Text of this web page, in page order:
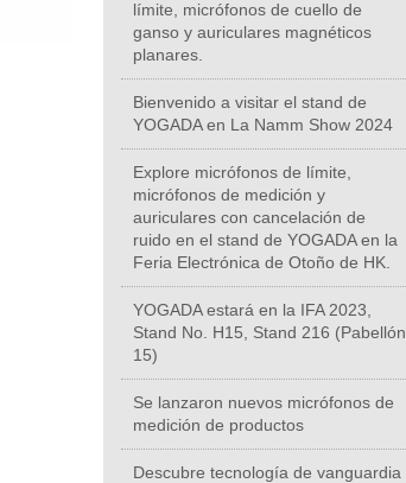
límite, micrófonos de cuello de
ganso y auriculares magnéticos
planares.
Bienvenido a visitar el stand de
YOGADA en La Namm Show 2024
Explore micrófonos de límite,
micrófonos de medición y
auriculares con cancelación de
ruido en el stand de YOGADA en la
Feria Electrónica de Otoño de HK.
YOGADA estará en la IFA 2023,
Stand No. H15, Stand 216 (Pabellón
15)
Se lanzaron nuevos micrófonos de
medición de productos
Descubre tecnología de vanguardia